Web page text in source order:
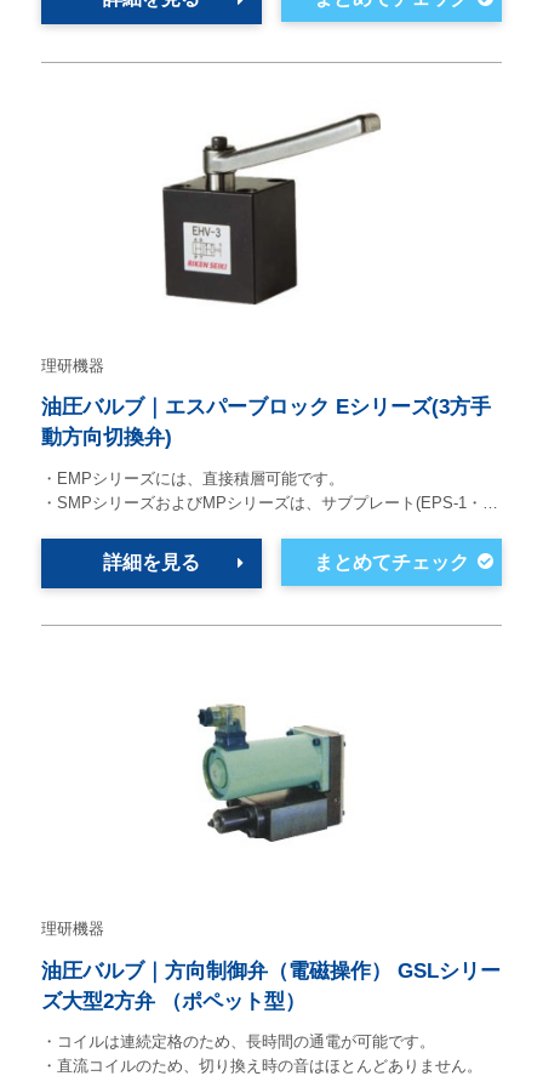
理研機器
油圧バルブ｜エスパーブロック Eシリーズ(3方手
動方向切換弁)
・EMPシリーズには、直接積層可能です。
・SMPシリーズおよびMPシリーズは、サブプレート(EPS-1・…
詳細を見る
理研機器
油圧バルブ｜方向制御弁（電磁操作） GSLシリー
ズ大型2方弁 （ポペット型）
・コイルは連続定格のため、長時間の通電が可能です。
・直流コイルのため、切り換え時の音はほとんどありません。